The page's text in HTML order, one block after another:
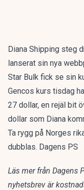
Diana Shipping steg
lanserat sin nya
Star Bulk fick se sin
Gencos kurs tisdag
27 dollar, en rejäl bit
dollar som Diana
Ta rygg på Norges
dubblas. Dagens PS
Läs mer från Dagens
nyhetsbrev är